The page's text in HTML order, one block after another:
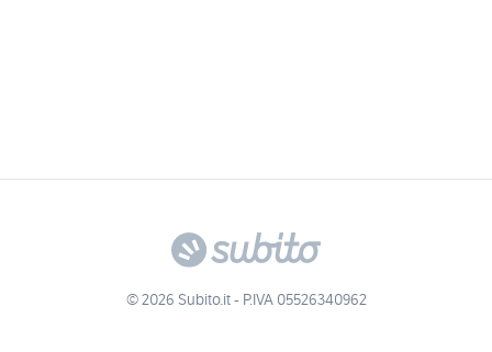
© 2026 Subito.it - P.IVA 05526340962